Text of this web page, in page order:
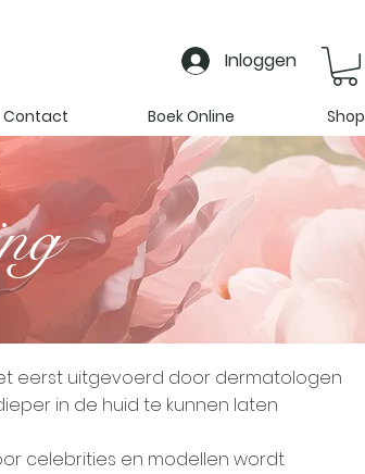
Inloggen
Contact Boek Online Shop
eerst uitgevoerd door dermatologen
in de huid te kunnen laten
celebrities en modellen wordt